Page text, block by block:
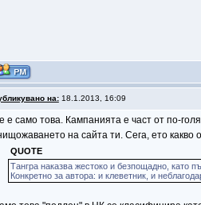
на:18.1.2013, 16:09
е само това. Кампанията е част от по-
на сайта ти. Сега, ето какво
QUOTE
Тангра наказва жестоко и безпощадно, като
Конкретно за автора: и клеветник, и